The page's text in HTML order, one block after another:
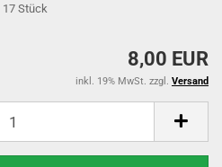
17Stück
8,00 EUR
inkl. 19% MwSt. zzgl. Versand